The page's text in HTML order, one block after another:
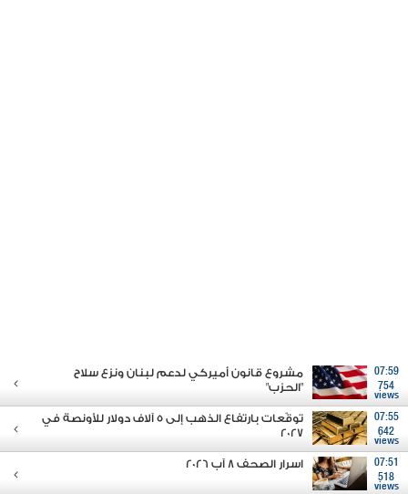
07:59
754
views
مشروع قانون أميركي لدعم لبنان ونزع سلاح
"الحزب"
07:55
642
views
توقّعات بارتفاع الذهب إلى 5 آلاف دولار للأونصة في
2027
07:51
518
views
اسرار الصحف 8 آب 2026